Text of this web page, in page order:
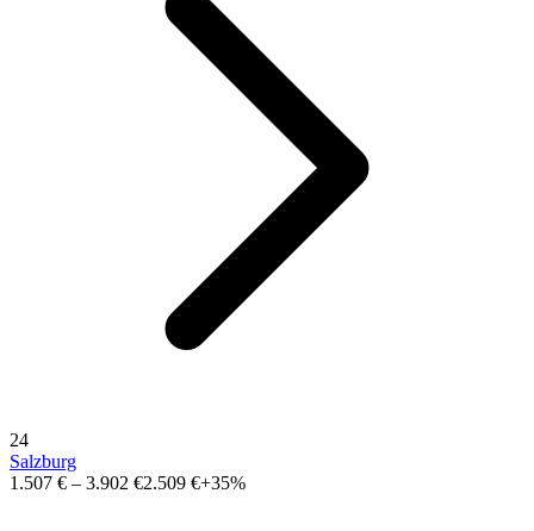
24
Salzburg
1.507 € – 3.902 €2.509 €+35%